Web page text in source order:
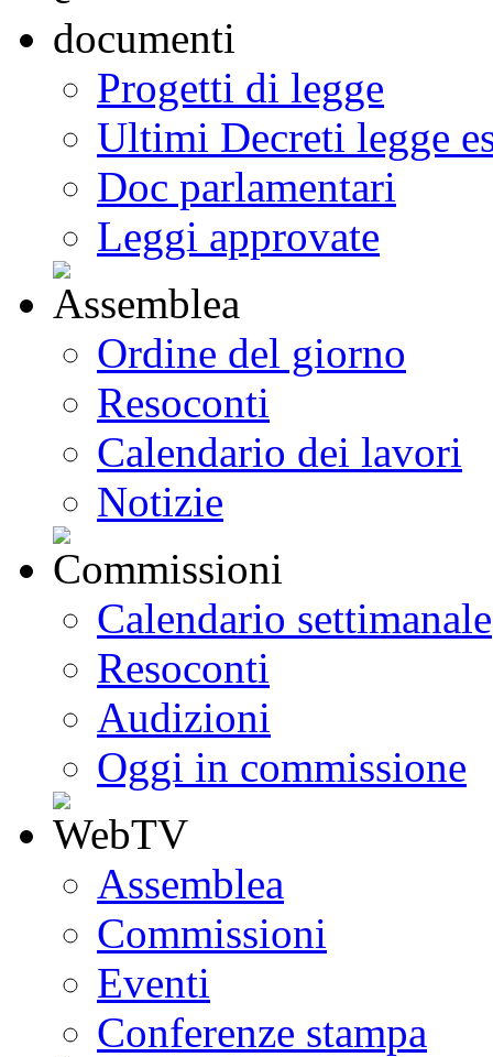
Progetti di legge
Ultimi Decreti legge
Doc parlamentari
Leggi approvate
Ordine del giorno
Resoconti
Calendario dei lavori
Notizie
Calendario settimanale
Resoconti
Audizioni
Oggi in commissione
Assemblea
Commissioni
Eventi
Conferenze stampa